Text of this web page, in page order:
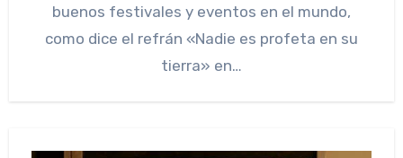
buenos festivales y eventos en el mundo,
como dice el refrán «Nadie es profeta en su
tierra» en…